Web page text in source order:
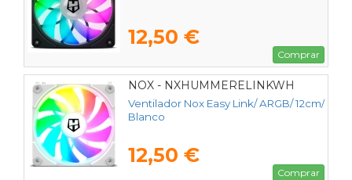
12,50 €
Comprar
NOX - NXHUMMERELINKWH
Ventilador Nox Easy Link/ ARGB/ 12cm/
Blanco
12,50 €
Comprar